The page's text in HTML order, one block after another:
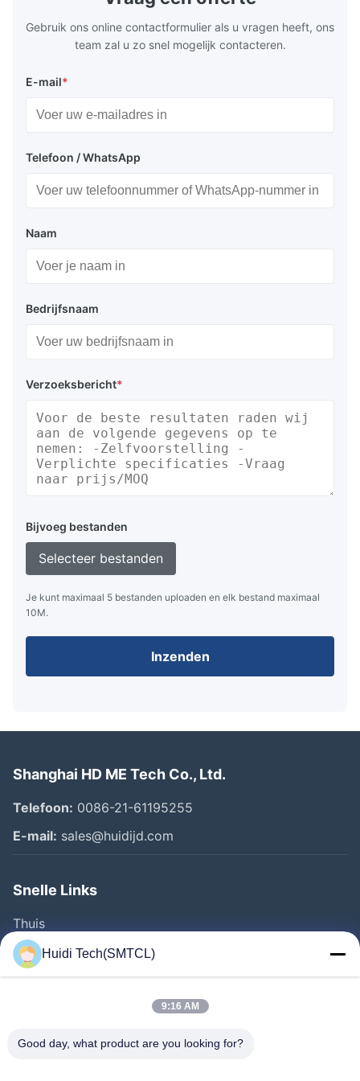
boring for multi-process machining. Ideal
Gebruik ons online contactformulier als u vragen heeft, ons
team zal u zo snel mogelijk contacteren.
E-mail*
Telefoon / WhatsApp
Naam
Bedrijfsnaam
Verzoeksbericht*
Bijvoeg bestanden
Selecteer bestanden
Je kunt maximaal 5 bestanden uploaden en elk bestand maximaal
10M.
Inzenden
Shanghai HD ME Tech Co., Ltd.
Telefoon: 0086-21-61195255
E-mail: sales@huidijd.com
Snelle Links
Thuis
Producten
Videos
Fabrieksreis
Huidi Tech(SMTCL)
9:16 AM
Good day, what product are you looking for?